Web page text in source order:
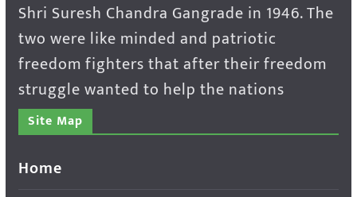
Shri Suresh Chandra Gangrade in 1946. The
two were like minded and patriotic
freedom fighters that after their freedom
struggle wanted to help the nations
Site Map
Home